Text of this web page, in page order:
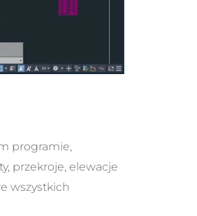
programie,
przekroje, elewacje
wszystkich